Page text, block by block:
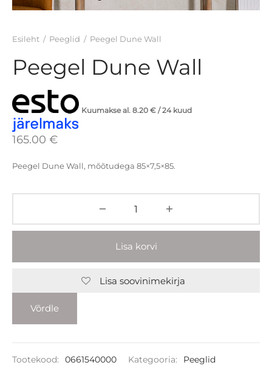
Esileht / Peeglid / Peegel Dune Wall
Peegel Dune Wall
Kuumakse al. 8.20 € / 24 kuud
165.00 €
Peegel Dune Wall, mõõtudega 85×7,5×85.
Lisa korvi
Lisa soovinimekirja
Võrdle
Tootekood: 0661540000 Kategooria: Peeglid
ja viirukid
ja padjad